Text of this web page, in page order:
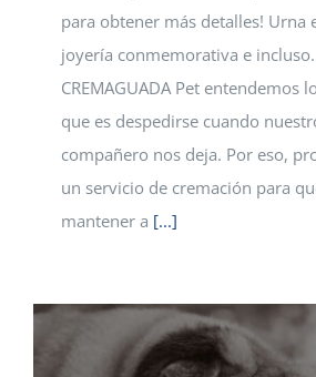
para obtener más detalles! Urna
joyería conmemorativa e
CREMAGUADA Pet entendemos
que es despedirse cuando
compañero nos deja. Por eso,
un servicio de cremación para
mantener a [...]